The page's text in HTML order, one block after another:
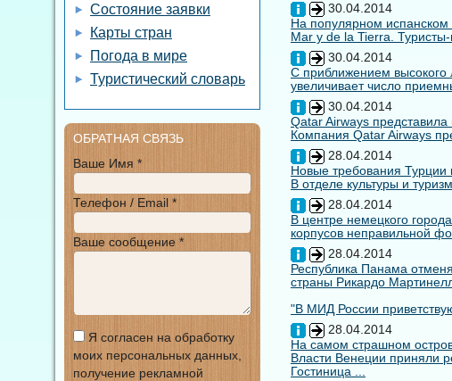
30.04.2014
На популярном испанском
Mar y de la Tierra.
30.04.2014
С приближением высокого
увеличивает число
30.04.2014
Qatar Airways
Компания Qatar Airways
28.04.2014
Новые требования Турции
В отделе культуры и
28.04.2014
В центре немецкого
корпусов неправильной
28.04.2014
Республика Панама
страны Рикардо
"В МИД России
28.04.2014
На самом страшном
Власти Венеции приняли
Гостиница ...
Состояние заявки
Карты стран
Погода в мире
Туристический словарь
ОБРАТНАЯ СВЯЗЬ
Ваше Имя *
Телефон / Email *
Ваше сообщение *
Я согласен на обработку
моих персональных данных,
получение рекламной